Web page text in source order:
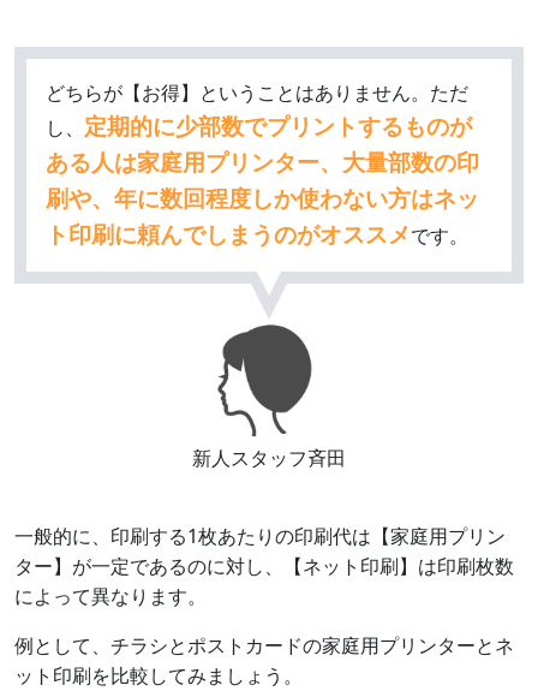
新人スタッフ斉田
どちらが【お得】ということはありません。ただ
し、 定期的に少部数でプリントするものが
ある人は家庭用プリンター、大量部数の印
刷や、年に数回程度しか使わない方はネッ
ト印刷に頼んでしまうのがオススメです。
一般的に、印刷する1枚あたりの印刷代は【家庭用プリン
ター】が一定であるのに対し、【ネット印刷】は印刷枚数
によって異なります。
例として、チラシとポストカードの家庭用プリンターとネ
ット印刷を比較してみましょう。